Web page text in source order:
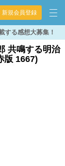
新規会員登録
する感想大募集！
共鳴する明治
版 1667)